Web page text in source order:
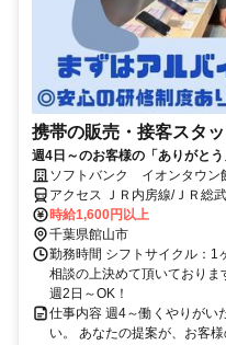
携帯の販売・接客スタ
週4日～のお客様の「ありがと
ソフトバンク イオンタウン
アクセス ＪＲ内房線/ＪＲ総
房線/ＪＲ総武本線 那古船形
時給1,600円以上
千葉県館山市
勤務時間 シフトサイクル：1
相談の上決めて頂いており
週2日～OK！
仕事内容 週4～働くやりがい
い。 あなたの提案が、お客